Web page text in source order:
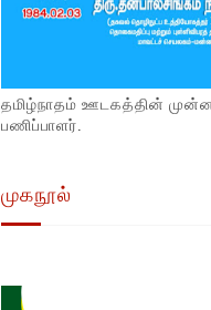
தமிழ்நாதம் ஊடகத்தின்
பணிப்பாளர்.
முகநூல்